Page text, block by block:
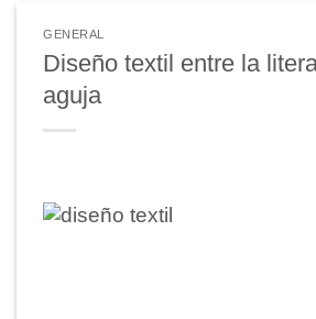
GENERAL
Diseño textil entre la
aguja